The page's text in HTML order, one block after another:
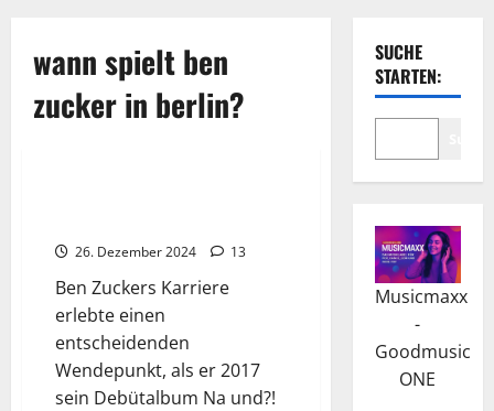
wann spielt ben
zucker in berlin?
2025
2026
26. Dezember 2024 13
Ben Zuckers Karriere
erlebte einen
entscheidenden
Wendepunkt, als er 2017
sein Debütalbum Na und?!
SUCHE
STARTEN:
Musicmaxx
-
Goodmusic
ONE